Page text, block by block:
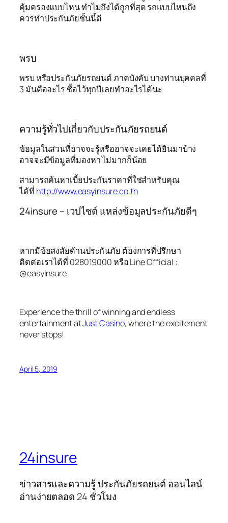
คุ้มครองแบบไหน ทำไมถึงได้ถูกที่สุด รถแบบไหนถึง
ควรทำประกันภัยชั้นนี้ดี
พรบ
พรบ หรือประกันภัยรถยนต์ ภาคบังคับ บางท่านบุคคลที่
3 มันคืออะไร ซื้อไว้ทุกปีเลยทำอะไรได้นะ
ความรู้ทั่วไปเกี่ยวกับประกันภัยรถยนต์
ข้อมูลในส่วนที่อาจจะรู้หรืออาจจะเคยได้ยินมาบ้าง
อาจจะมีข้อมูลที่มองหา ไม่มากก็น้อย
สามารถค้นหาเบี้ยประกันราคาที่ใช่สำหรับคุณ
ได้ที่ http://www.easyinsure.co.th
24insure – เวปไซต์ แหล่งข้อมูลประกันภัยดีๆ
หากมีข้อสงสัยด้านประกันภัย ต้องการที่ปรึกษา
ติดต่อเราได้ที่ 028019000 หรือ Line Official :
@easyinsure
Experience the thrill of winning and endless
entertainment atJust Casino, where the excitement
never stops!
April 5, 2019
24insure
ข่าวสารและความรู้ ประกันภัยรถยนต์ ออนไลน์
อ่านง่ายตลอด 24 ชั่วโมง